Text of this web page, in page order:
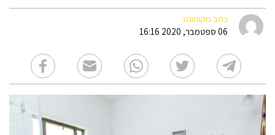
כתב מקומונט
06 ספטמבר, 2020 16:16